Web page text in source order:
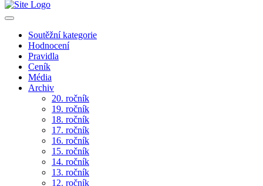
Soutěžní kategorie
Hodnocení
Pravidla
Ceník
Média
Archiv
20. ročník
19. ročník
18. ročník
17. ročník
16. ročník
15. ročník
14. ročník
13. ročník
12. ročník